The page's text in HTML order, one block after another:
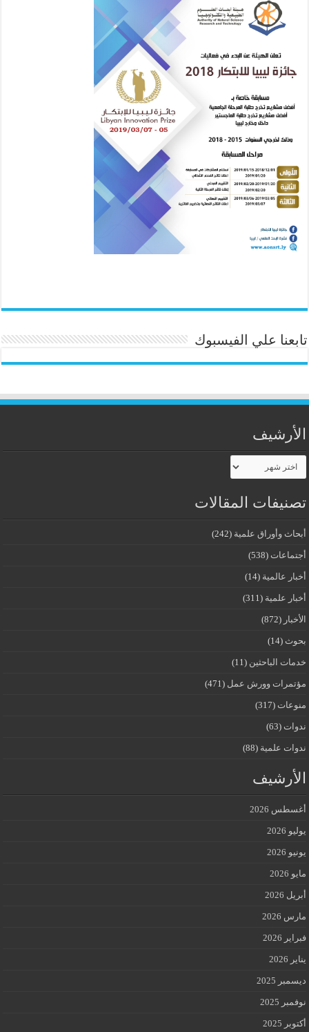
تابعنا علي الفيسبوك
الأرشيف
الأرشيف
تصنيفات المقالات
أبحاث وأوراق علمية (242)
أجتماعات (538)
أخبار عالمية (14)
أخبار علمية (311)
الأخبار (872)
بحوث (14)
خدمات الباحثين (11)
مؤتمرات وورش عمل (471)
منوعات (317)
ندوات (63)
ندوات علمية (88)
الأرشيف
أغسطس 2026
يوليو 2026
يونيو 2026
مايو 2026
أبريل 2026
مارس 2026
فبراير 2026
يناير 2026
ديسمبر 2025
نوفمبر 2025
أكتوبر 2025